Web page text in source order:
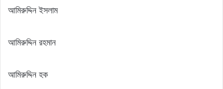
আমিরুদ্দিন ইসলাম
আমিরুদ্দিন রহমান
আমিরুদ্দিন হক